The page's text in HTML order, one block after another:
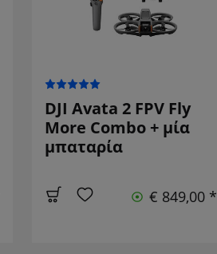
DJI Avata 2 FPV Fly
More Combo + μία
μπαταρία
€ 849,00 *